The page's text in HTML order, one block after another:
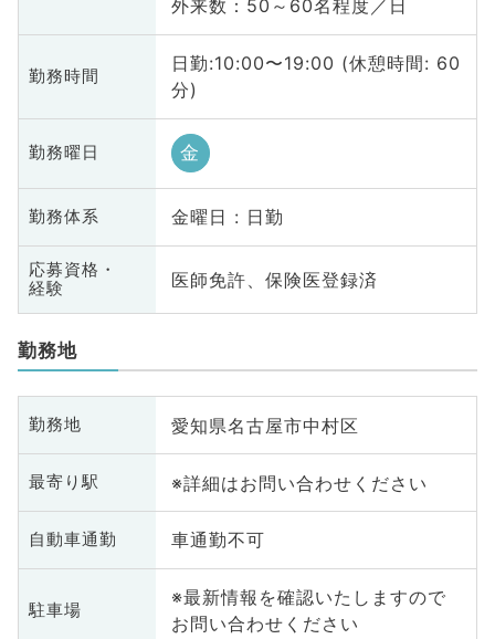
外来数：50～60名程度／日
勤務時間
日勤:10:00〜19:00 (休憩時間: 60
分)
勤務曜日 金
勤務体系 金曜日 : 日勤
応募資格・
経験
医師免許、保険医登録済
勤務地
勤務地 愛知県名古屋市中村区
最寄り駅 ※詳細はお問い合わせください
自動車通勤 車通勤不可
駐車場
※最新情報を確認いたしますので
お問い合わせください